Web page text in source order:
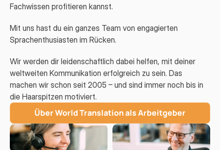
Fachwissen profitieren kannst.
Mit uns hast du ein ganzes Team von engagierten
Sprachenthusiasten im Rücken.
Wir werden dir leidenschaftlich dabei helfen, mit deiner
weltweiten Kommunikation erfolgreich zu sein. Das
machen wir schon seit 2005 – und sind immer noch bis in
die Haarspitzen motiviert.
Über World Translation als Arbeitgeber